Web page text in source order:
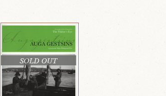
SOLD OUT